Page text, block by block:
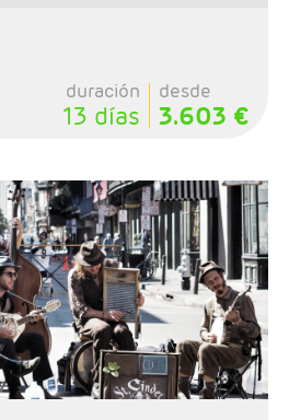
duración
13 días
desde
3.603 €
- Nashville - Memphis -
4*
y desayuno